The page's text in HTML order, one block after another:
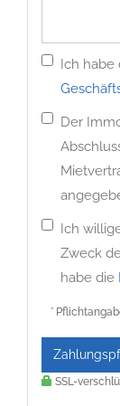
Ich habe
Der
Ich
Zweck
habe die
*
SSL-